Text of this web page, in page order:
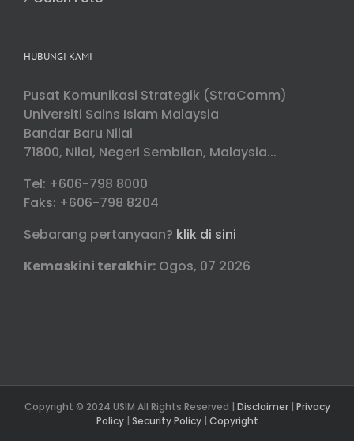
HUBUNGI KAMI
Pusat Komunikasi Strategik (StraComm)
Universiti Sains Islam Malaysia
Bandar Baru Nilai
71800, Nilai, Negeri Sembilan, Malaysia...
Tel: +606-798 8000
Faks: +606-798 8204
Sebarang pertanyaan? klik di sini
Kemaskini terakhir: Ogos, 07 2026
Copyright © 2024 USIM All Rights Reserved | Disclaimer| Privacy
Policy| Security Policy| Copyright